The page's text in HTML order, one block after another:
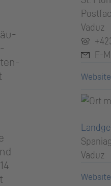
Vaduz
E-
Website
Vaduz
Website